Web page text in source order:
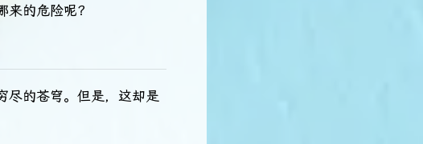
的危险呢？
尽的苍穹。但是，这却是